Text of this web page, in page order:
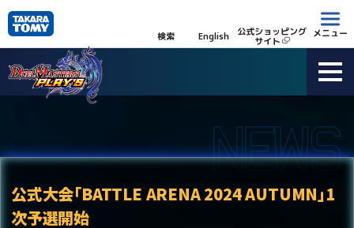
検索 English 公式ショッピング
サイト
メニュー
公式大会「BATTLE ARENA 2024 AUTUMN」1
次予選開始